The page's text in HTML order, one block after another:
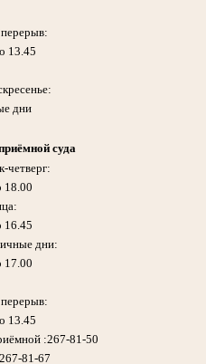
13.45
дни
суда
четверг:
18.00
16.45
дни:
17.00
13.45
:267-81-50
81-67